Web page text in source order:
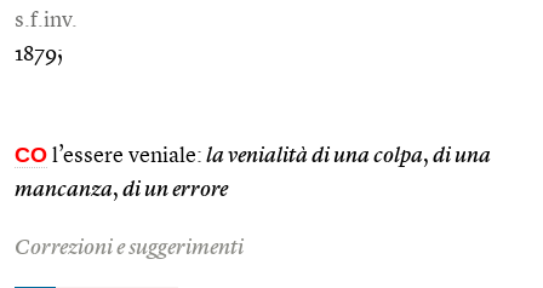
s.f.inv.
1879;
CO l’essere veniale: la venialità di una colpa, di una
mancanza, di un errore
Correzioni e suggerimenti